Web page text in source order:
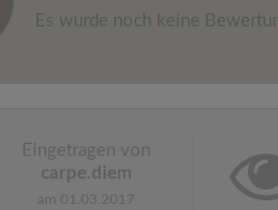
Es wurde noch keine
Eingetragen von
carpe.diem
am 01.03.2017